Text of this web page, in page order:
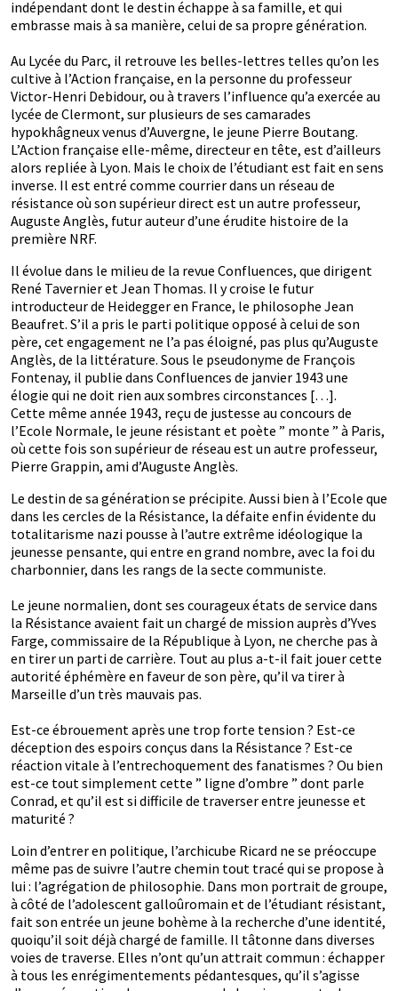
indépendant dont le destin échappe à sa famille, et qui
embrasse mais à sa manière, celui de sa propre génération.
Au Lycée du Parc, il retrouve les belles-lettres telles qu’on les
cultive à l’Action française, en la personne du professeur
Victor-Henri Debidour, ou à travers l’influence qu’a exercée au
lycée de Clermont, sur plusieurs de ses camarades
hypokhâgneux venus d’Auvergne, le jeune Pierre Boutang.
L’Action française elle-même, directeur en tête, est d’ailleurs
alors repliée à Lyon. Mais le choix de l’étudiant est fait en sens
inverse. Il est entré comme courrier dans un réseau de
résistance où son supérieur direct est un autre professeur,
Auguste Anglès, futur auteur d’une érudite histoire de la
première NRF.
Il évolue dans le milieu de la revue Confluences, que dirigent
René Tavernier et Jean Thomas. Il y croise le futur
introducteur de Heidegger en France, le philosophe Jean
Beaufret. S’il a pris le parti politique opposé à celui de son
père, cet engagement ne l’a pas éloigné, pas plus qu’Auguste
Anglès, de la littérature. Sous le pseudonyme de François
Fontenay, il publie dans Confluences de janvier 1943 une
élogie qui ne doit rien aux sombres circonstances […].
Cette même année 1943, reçu de justesse au concours de
l’Ecole Normale, le jeune résistant et poète ” monte ” à Paris,
où cette fois son supérieur de réseau est un autre professeur,
Pierre Grappin, ami d’Auguste Anglès.
Le destin de sa génération se précipite. Aussi bien à l’Ecole que
dans les cercles de la Résistance, la défaite enfin évidente du
totalitarisme nazi pousse à l’autre extrême idéologique la
jeunesse pensante, qui entre en grand nombre, avec la foi du
charbonnier, dans les rangs de la secte communiste.
Le jeune normalien, dont ses courageux états de service dans
la Résistance avaient fait un chargé de mission auprès d’Yves
Farge, commissaire de la République à Lyon, ne cherche pas à
en tirer un parti de carrière. Tout au plus a-t-il fait jouer cette
autorité éphémère en faveur de son père, qu’il va tirer à
Marseille d’un très mauvais pas.
Est-ce ébrouement après une trop forte tension ? Est-ce
déception des espoirs conçus dans la Résistance ? Est-ce
réaction vitale à l’entrechoquement des fanatismes ? Ou bien
est-ce tout simplement cette ” ligne d’ombre ” dont parle
Conrad, et qu’il est si difficile de traverser entre jeunesse et
maturité ?
Loin d’entrer en politique, l’archicube Ricard ne se préoccupe
même pas de suivre l’autre chemin tout tracé qui se propose à
lui : l’agrégation de philosophie. Dans mon portrait de groupe,
à côté de l’adolescent galloûromain et de l’étudiant résistant,
fait son entrée un jeune bohème à la recherche d’une identité,
quoiqu’il soit déjà chargé de famille. Il tâtonne dans diverses
voies de traverse. Elles n’ont qu’un attrait commun : échapper
à tous les enrégimentements pédantesques, qu’il s’agisse